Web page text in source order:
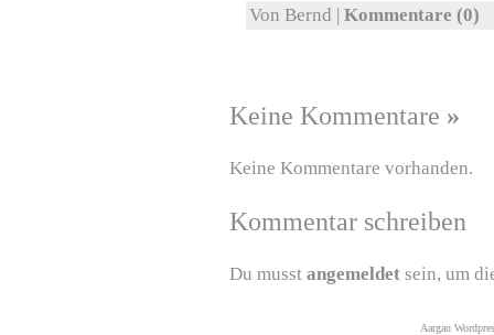
Von Bernd | Kommentare (0)
Keine Kommentare »
Keine Kommentare vorhanden.
Kommentar schreiben
Du musst angemeldetsein, um
Aargau